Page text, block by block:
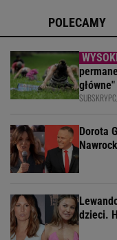
POLECAMY
główne"
Dorota
dzieci.